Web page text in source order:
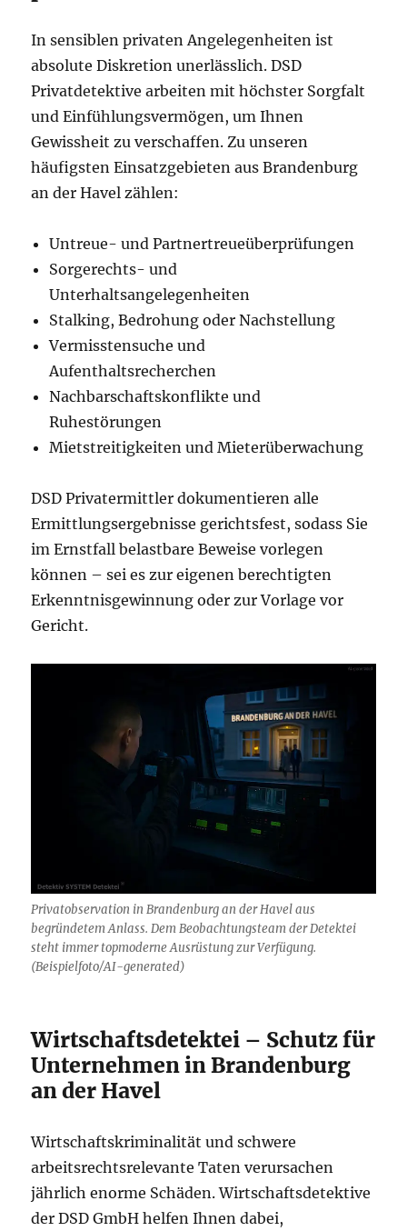
In sensiblen privaten Angelegenheiten ist
absolute Diskretion unerlässlich. DSD
Privatdetektive arbeiten mit höchster Sorgfalt
und Einfühlungsvermögen, um Ihnen
Gewissheit zu verschaffen. Zu unseren
häufigsten Einsatzgebieten aus Brandenburg
an der Havel zählen:
Untreue- und Partnertreueüberprüfungen
Sorgerechts- und
Unterhaltsangelegenheiten
Stalking, Bedrohung oder Nachstellung
Vermisstensuche und
Aufenthaltsrecherchen
Nachbarschaftskonflikte und
Ruhestörungen
Mietstreitigkeiten und Mieterüberwachung
DSD Privatermittler dokumentieren alle
Ermittlungsergebnisse gerichtsfest, sodass Sie
im Ernstfall belastbare Beweise vorlegen
können – sei es zur eigenen berechtigten
Erkenntnisgewinnung oder zur Vorlage vor
Gericht.
Privatobservation in Brandenburg an der Havel aus
begründetem Anlass. Dem Beobachtungsteam der Detektei
steht immer topmoderne Ausrüstung zur Verfügung.
(Beispielfoto/AI-generated)
Wirtschaftsdetektei – Schutz für
Unternehmen in Brandenburg
an der Havel
Wirtschaftskriminalität und schwere
arbeitsrechtsrelevante Taten verursachen
jährlich enorme Schäden. Wirtschaftsdetektive
der DSD GmbH helfen Ihnen dabei,